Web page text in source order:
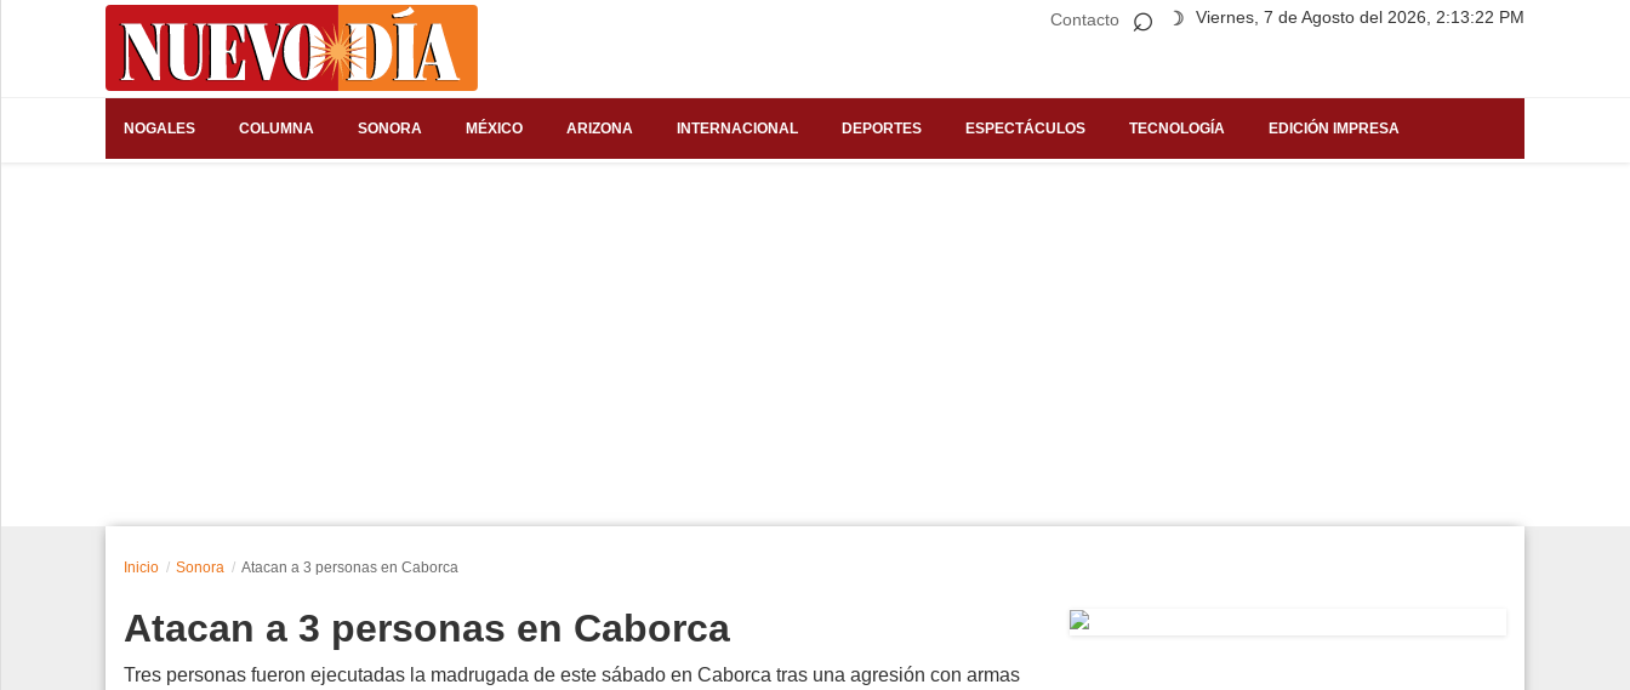
Contacto Viernes, 7 de Agosto del 2026, 2:13:22 PM
⌕ ☽
NOGALES COLUMNA SONORA MÉXICO ARIZONA INTERNACIONAL DEPORTES ESPECTÁCULOS TECNOLOGÍA EDICIÓN IMPRESA
Inicio Sonora Atacan a 3 personas en Caborca
Atacan a 3 personas en Caborca
Tres personas fueron ejecutadas la madrugada de este sábado en Caborca tras una agresión con armas